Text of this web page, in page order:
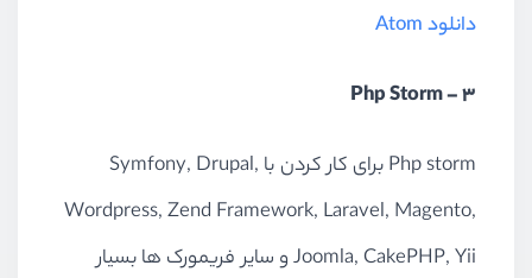
دانلود Atom
3 – Php Storm
Php storm برای کار کردن با Symfony, Drupal,
Wordpress, Zend Framework, Laravel, Magento,
Joomla, CakePHP, Yii و سایر فریمورک ها بسیار